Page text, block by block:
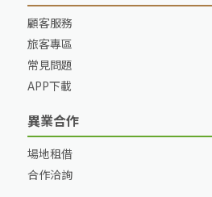
顧客服務
旅客專區
常見問題
APP下載
異業合作
場地租借
合作洽詢